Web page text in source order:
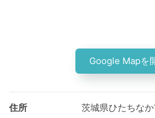
Google Mapを
住所
茨城県ひたちな